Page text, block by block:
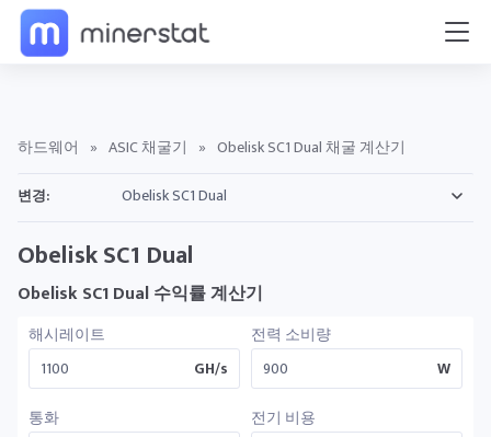
하드웨어 » ASIC 채굴기 » Obelisk SC1 Dual 채굴 계산기
변경:
Obelisk SC1 Dual
Obelisk SC1 Dual 수익률 계산기
해시레이트
GH/s
전력 소비량
W
통화
전기 비용